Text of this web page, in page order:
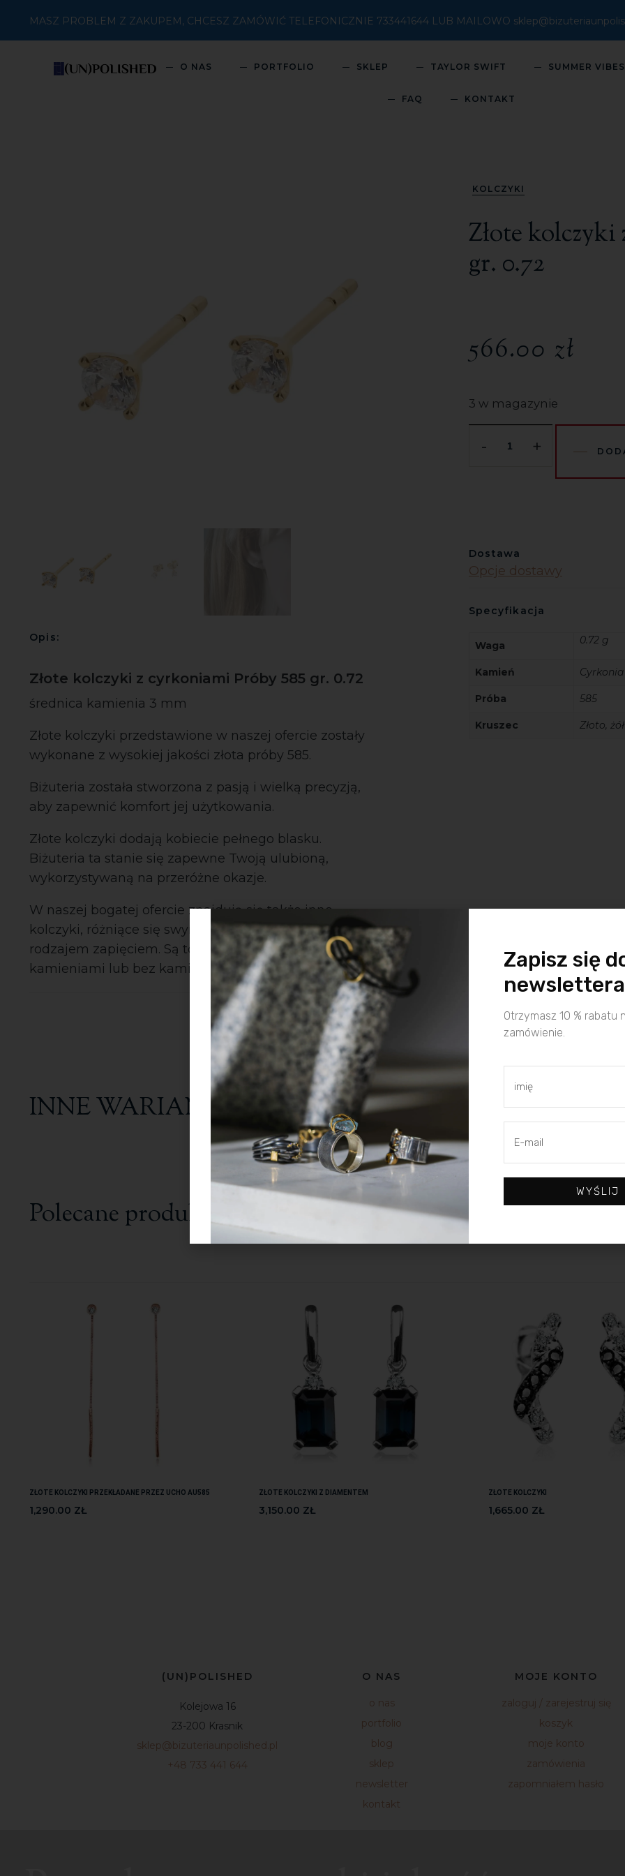
MASZ PROBLEM Z ZAKUPEM, CHCESZ ZAMÓWIĆ TELEFONICZNIE 733441644 LUB MAILOWO
O NAS PORTFOLIO SKLEP TAYLOR SWIFT SUMMER VIBES
FAQ KONTAKT
Opis:
Złote kolczyki z cyrkoniami Próby 585 gr. 0.72
średnica kamienia 3 mm
Złote kolczyki przedstawione w naszej ofercie zostały
wykonane z wysokiej jakości złota próby 585.
Biżuteria została stworzona z pasją i wielką precyzją,
aby zapewnić komfort jej użytkowania.
Złote kolczyki dodają kobiecie pełnego blasku.
Biżuteria ta stanie się zapewne Twoją ulubioną,
wykorzystywaną na przeróżne okazje.
W naszej bogatej ofercie znajdują się także inne
kolczyki, różniące się swym kształtem, wagą a także
rodzajem zapięciem. Są to kolczyki z jednym, wieloma
kamieniami lub bez kamieni.
KOLCZYKI
Złote
gr. 0.72
566.00 zł
3 w magazynie
- +
Dostawa
Opcje dostawy
Specyfikacja
Waga 0.72 g
Kamień Cyrkonia
Próba 585
Kruszec Złoto,
INNE WARIANTY
Polecane produkty
ZŁOTE KOLCZYKI PRZEKŁADANE PRZEZ UCHO AU585
1,290.00 ZŁ
ZŁOTE KOLCZYKI Z DIAMENTEM
3,150.00 ZŁ
ZŁOTE KOLCZYKI
1,665.00 ZŁ
(UN)POLISHED
Kolejowa 16
23-200 Krasnik
sklep@bizuteriaunpolished.pl
+48 733 441 644
O NAS
o nas
portfolio
blog
sklep
newsletter
kontakt
MOJE KONTO
zaloguj / zarejestruj się
koszyk
moje konto
zamówienia
zapomniałem hasło
Zapisz się
newslettera
Otrzymasz 10 % rabatu
zamówienie.
WYŚLIJ